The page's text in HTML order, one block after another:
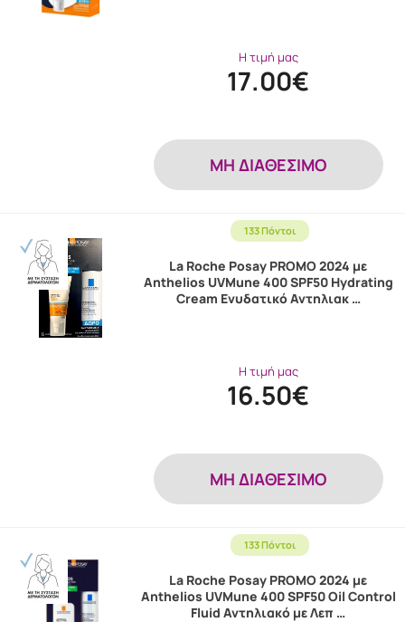
Η τιμή μας
17.00€
MH ΔΙΑΘΕΣΙΜΟ
133 Πόντοι
La Roche Posay PROMO 2024 με
Anthelios UVMune 400 SPF50 Hydrating
Cream Ενυδατικό Αντηλιακ …
Η τιμή μας
16.50€
MH ΔΙΑΘΕΣΙΜΟ
133 Πόντοι
La Roche Posay PROMO 2024 με
Anthelios UVMune 400 SPF50 Oil Control
Fluid Αντηλιακό με Λεπ …